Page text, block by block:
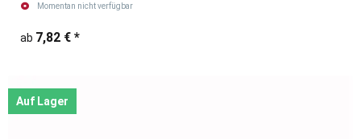
Momentan nicht verfügbar
ab 7,82 € *
Auf Lager